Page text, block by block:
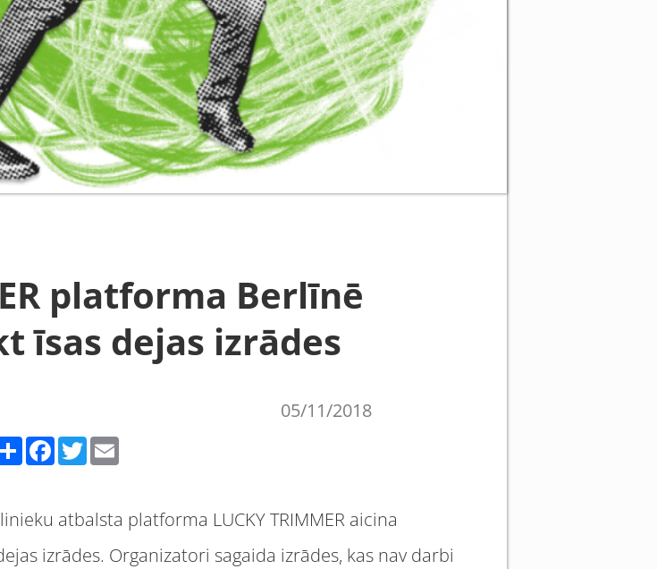
platforma Berlīnē
īsas dejas izrādes
05/11/2018
Share FacebookTwitter
atbalsta platforma LUCKY TRIMMER aicina
izrādes. Organizatori sagaida izrādes, kas nav darbi